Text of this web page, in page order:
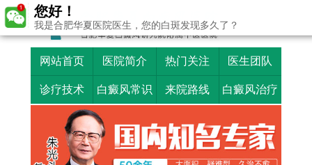
网站首页 医院简介 热门关注 医生团队
诊疗技术 白癜风常识 来院路线 白癜风治疗
您好！
我是合肥华夏医院医生，您的白斑发现多久了？